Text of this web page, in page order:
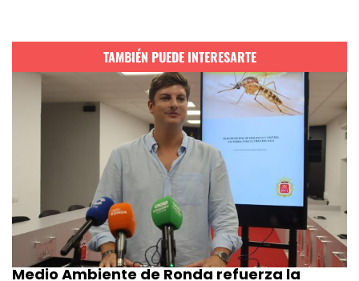
TAMBIÉN PUEDE INTERESARTE
Medio Ambiente de Ronda refuerza la